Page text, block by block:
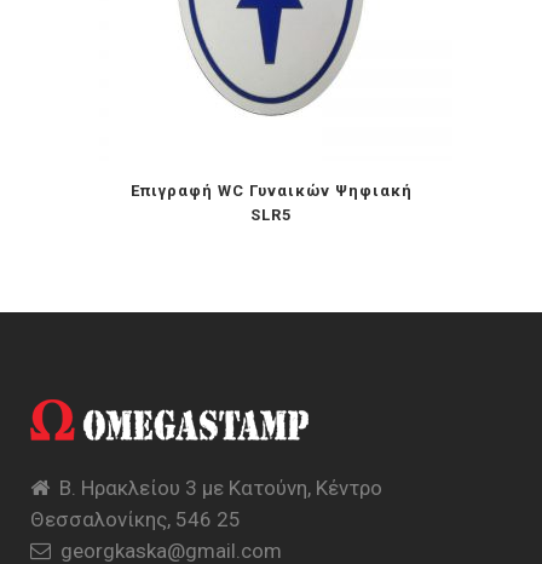
Επιγραφή WC Γυναικών Ψηφιακή
SLR5
Β. Ηρακλείου 3 με Κατούνη, Κέντρο
Θεσσαλονίκης, 546 25
georgkaska@gmail.com